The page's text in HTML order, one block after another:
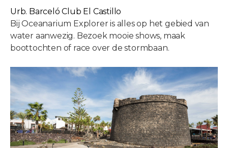
Urb. Barceló Club El Castillo
Bij Oceanarium Explorer is alles op het gebied van
water aanwezig. Bezoek mooie shows, maak
boottochten of race over de stormbaan.